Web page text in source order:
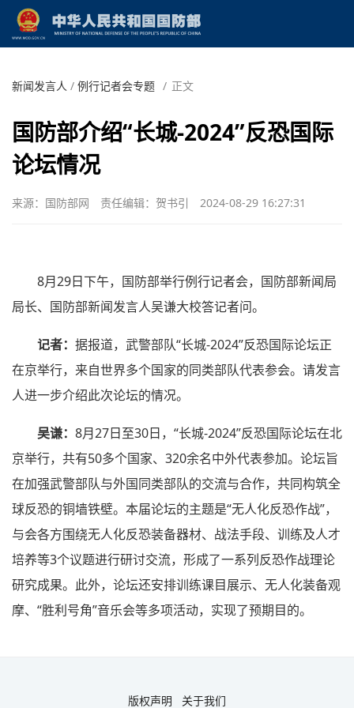
新闻发言人 / 例行记者会专题 / 正文
国防部介绍“长城-2024”反恐国际
论坛情况
来源：国防部网 责任编辑：贺书引 2024-08-29 16:27:31
8月29日下午，国防部举行例行记者会，国防部新闻局
局长、国防部新闻发言人吴谦大校答记者问。
记者： 据报道，武警部队“长城-2024”反恐国际论坛正
在京举行，来自世界多个国家的同类部队代表参会。请发言
人进一步介绍此次论坛的情况。
吴谦： 8月27日至30日，“长城-2024”反恐国际论坛在北
京举行，共有50多个国家、320余名中外代表参加。论坛旨
在加强武警部队与外国同类部队的交流与合作，共同构筑全
球反恐的铜墙铁壁。本届论坛的主题是“无人化反恐作战”，
与会各方围绕无人化反恐装备器材、战法手段、训练及人才
培养等3个议题进行研讨交流，形成了一系列反恐作战理论
研究成果。此外，论坛还安排训练课目展示、无人化装备观
摩、“胜利号角”音乐会等多项活动，实现了预期目的。
版权声明 关于我们